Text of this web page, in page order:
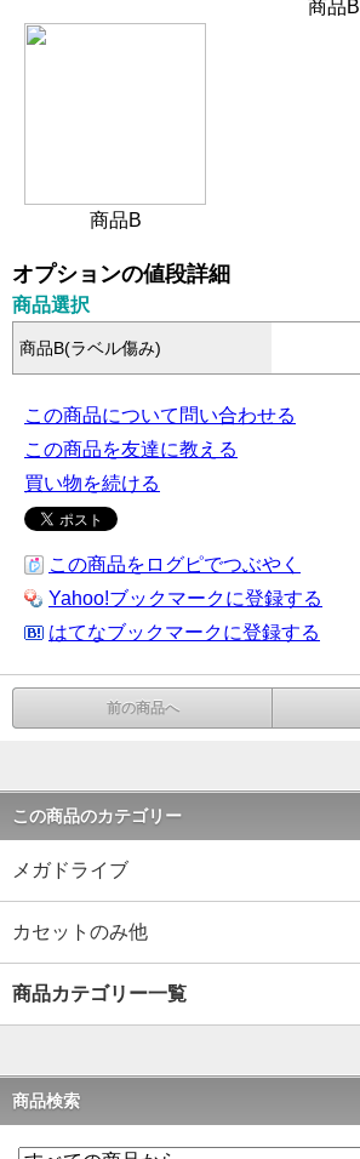
商品B
商品B
オプションの値段詳細
商品選択
商品B(ラベル傷み)
この商品について問い合わせる
この商品を友達に教える
買い物を続ける
この商品をログピでつぶやく
Yahoo!ブックマークに登録する
はてなブックマークに登録する
前の商品へ
この商品のカテゴリー
メガドライブ
カセットのみ他
商品カテゴリー一覧
商品検索